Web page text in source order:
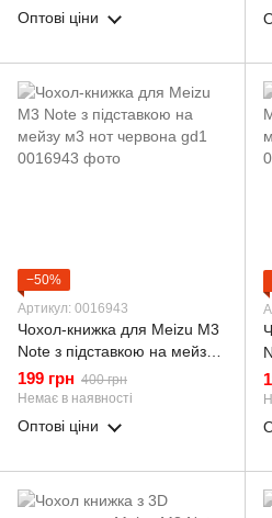
Оптові ціни
−50%
Артикул: 0016943
Чохол-книжка для Meizu M3
Note з підставкою на мейзу
м3 нот червона gd1
199 грн 400 грн
Немає в наявності
Оптові ціни